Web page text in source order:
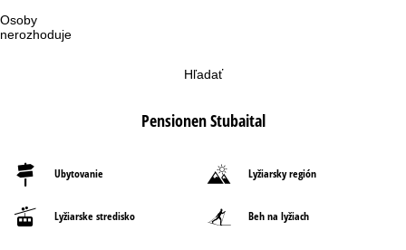
Osoby
nerozhoduje
Hľadať
Pensionen Stubaital
Ubytovanie Lyžiarsky región
Lyžiarske stredisko Beh na lyžiach